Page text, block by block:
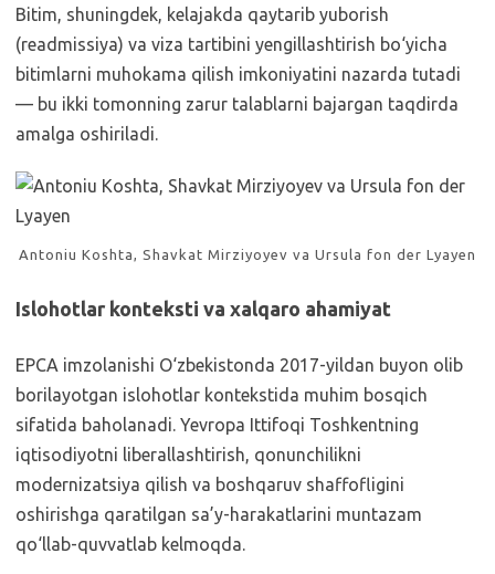
Bitim, shuningdek, kelajakda qaytarib yuborish
(readmissiya) va viza tartibini yengillashtirish bo‘yicha
bitimlarni muhokama qilish imkoniyatini nazarda tutadi
— bu ikki tomonning zarur talablarni bajargan taqdirda
amalga oshiriladi.
Antoniu Koshta, Shavkat Mirziyoyev va Ursula fon der Lyayen
Islohotlar konteksti va xalqaro ahamiyat
EPCA imzolanishi O‘zbekistonda 2017-yildan buyon olib
borilayotgan islohotlar kontekstida muhim bosqich
sifatida baholanadi. Yevropa Ittifoqi Toshkentning
iqtisodiyotni liberallashtirish, qonunchilikni
modernizatsiya qilish va boshqaruv shaffofligini
oshirishga qaratilgan sa’y-harakatlarini muntazam
qo‘llab-quvvatlab kelmoqda.